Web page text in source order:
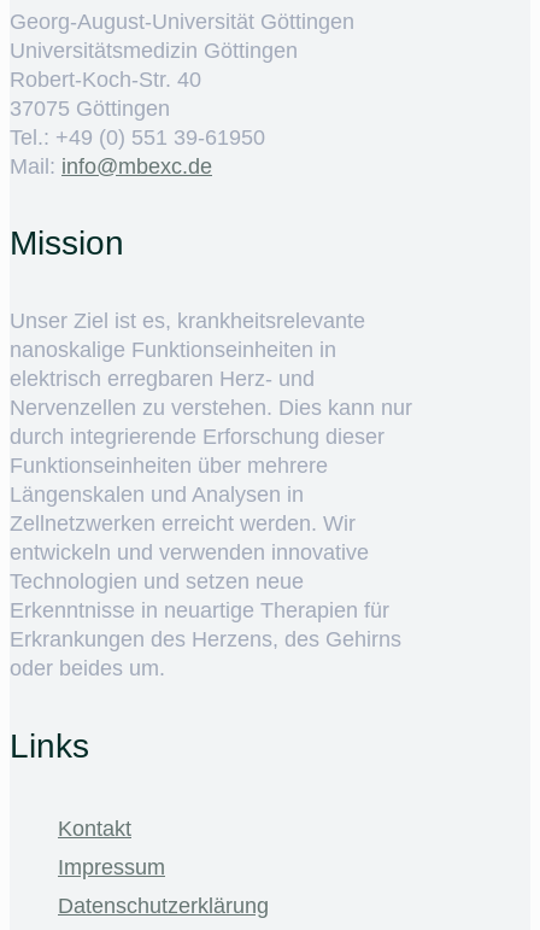
Georg-August-Universität Göttingen
Universitätsmedizin Göttingen
Robert-Koch-Str. 40
37075 Göttingen
Tel.: +49 (0) 551 39-61950
Mail: ed.cxebm@ofni
Mission
Unser Ziel ist es, krankheitsrelevante
nanoskalige Funktionseinheiten in
elektrisch erregbaren Herz- und
Nervenzellen zu verstehen. Dies kann nur
durch integrierende Erforschung dieser
Funktionseinheiten über mehrere
Längenskalen und Analysen in
Zellnetzwerken erreicht werden. Wir
entwickeln und verwenden innovative
Technologien und setzen neue
Erkenntnisse in neuartige Therapien für
Erkrankungen des Herzens, des Gehirns
oder beides um.
Links
Kontakt
Impressum
Datenschutzerklärung